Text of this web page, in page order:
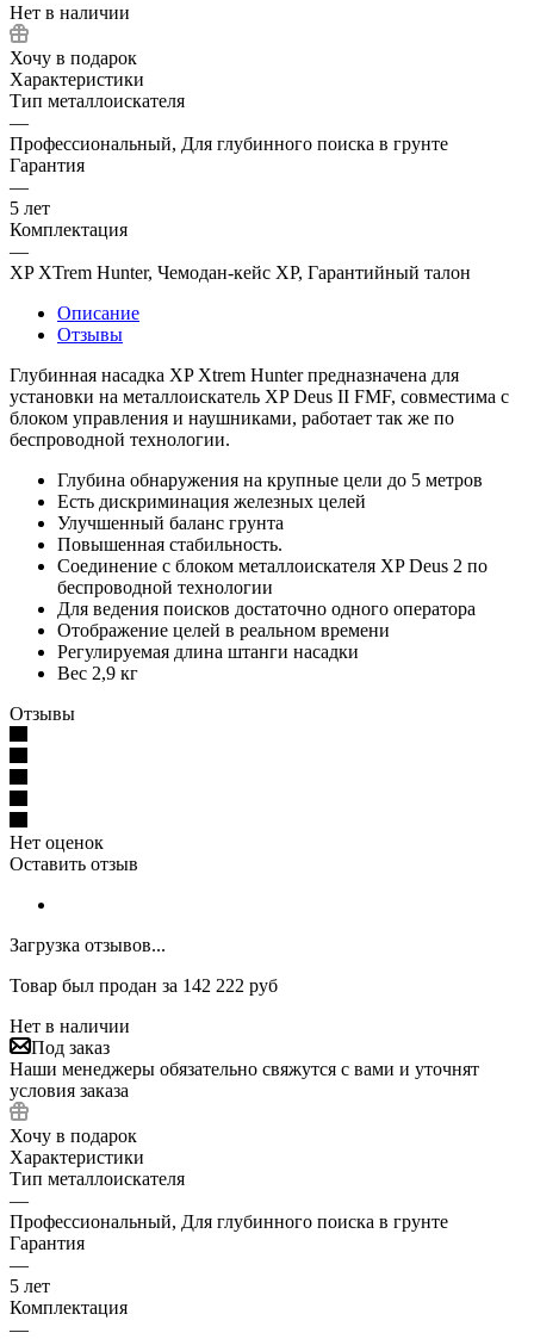
Нет в наличии
Хочу в подарок
Характеристики
Тип металлоискателя
—
Профессиональный, Для глубинного поиска в грунте
Гарантия
—
5 лет
Комплектация
—
XP ХTrem Hunter, Чемодан-кейс XP, Гарантийный талон
Описание
Отзывы
Глубинная насадка XP Хtrem Hunter предназначена для
установки на металлоискатель XP Deus II FMF, совместима с
блоком управления и наушниками, работает так же по
беспроводной технологии.
Глубина обнаружения на крупные цели до 5 метров
Есть дискриминация железных целей
Улучшенный баланс грунта
Повышенная стабильность.
Соединение с блоком металлоискателя XP Deus 2 по
беспроводной технологии
Для ведения поисков достаточно одного оператора
Отображение целей в реальном времени
Регулируемая длина штанги насадки
Вес 2,9 кг
Отзывы
Нет оценок
Оставить отзыв
Загрузка отзывов...
Товар был продан за 142 222 руб
Нет в наличии
Под заказ
Наши менеджеры обязательно свяжутся с вами и уточнят
условия заказа
Хочу в подарок
Характеристики
Тип металлоискателя
—
Профессиональный, Для глубинного поиска в грунте
Гарантия
—
5 лет
Комплектация
—